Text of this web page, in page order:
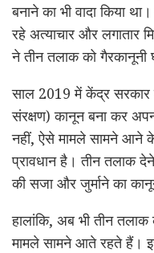
बनाने का भी वादा किया
रहे अत्याचार और लगातार
ने तीन तलाक को गैरकानूनी
साल 2019 में केंद्र सरकार
संरक्षण) कानून बना कर
नहीं, ऐसे मामले सामने आने के
प्रावधान है। तीन तलाक
की सजा और जुर्माने का
हालांकि, अब भी तीन
मामले सामने आते रहते हैं।